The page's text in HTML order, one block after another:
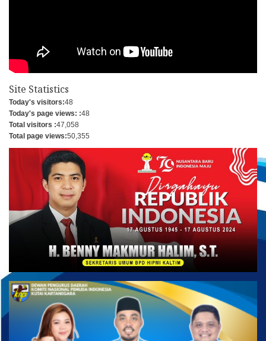
Site Statistics
Today's visitors:48
Today's page views: :48
Total visitors :47,058
Total page views:50,355